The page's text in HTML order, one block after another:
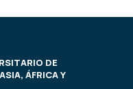
DE
ÁFRICA Y